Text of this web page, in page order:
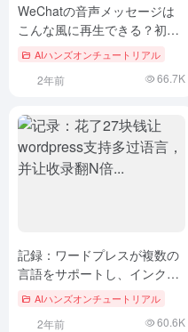
WeChatの音声メッセージは
こんな風に再生できる？初心
者でもDevboxを使えば、簡単
に公開番号の音声をテキスト
に変換することができます！
AIハンズオンチュートリアル
2年前 66.7K
記録：ワードプレスが複数の
言語をサポートし、インクル
ージョンを増やすために27ド
ルを費やした...
AIハンズオンチュートリアル
2年前 60.6K